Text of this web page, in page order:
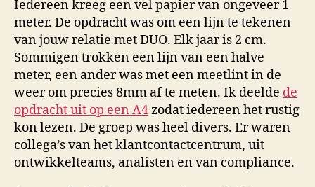
Iedereen kreeg een vel papier van ongeveer 1
meter. De opdracht was om een lijn te tekenen
van jouw relatie met DUO. Elk jaar is 2 cm.
Sommigen trokken een lijn van een halve
meter, een ander was met een meetlint in de
weer om precies 8mm af te meten. Ik deelde de
opdracht uit op een A4zodat iedereen het rustig
kon lezen. De groep was heel divers. Er waren
collega’s van het klantcontactcentrum, uit
ontwikkelteams, analisten en van compliance.